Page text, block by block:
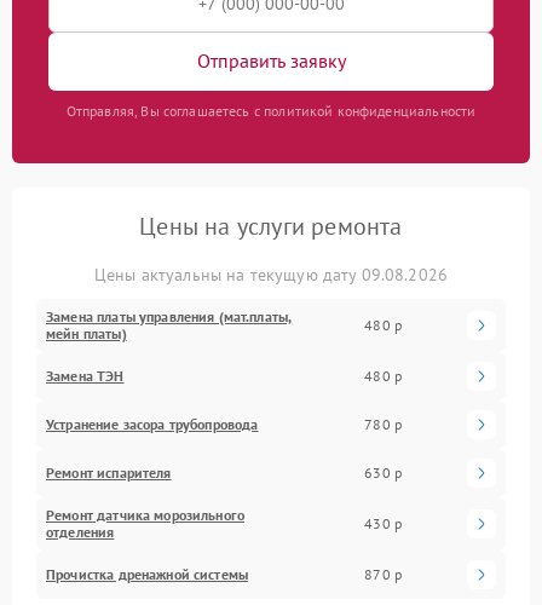
Отправить заявку
Отправляя, Вы соглашаетесь с политикой конфиденциальности
Цены на услуги ремонта
Цены актуальны на текущую дату 09.08.2026
Замена платы управления (мат.платы,
мейн платы)
480 р
Замена ТЭН 480 р
Устранение засора трубопровода 780 р
Ремонт испарителя 630 р
Ремонт датчика морозильного
отделения
430 р
Прочистка дренажной системы 870 р